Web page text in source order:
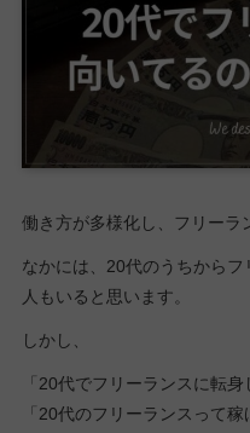
働き方が多様化し、フリーラ
なかには、20代のうちから
人もいると思います。
しかし、
「20代でフリーランスに転
「20代のフリーランスって稼